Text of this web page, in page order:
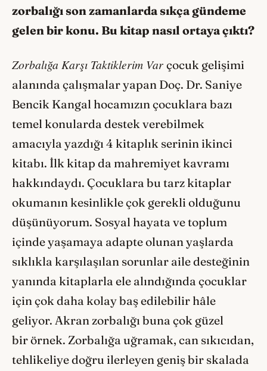
zorbalığı son zamanlarda sıkça gündeme
gelen bir konu. Bu kitap nasıl ortaya çıktı?
Zorbalığa Karşı Taktiklerim Var çocuk gelişimi
alanında çalışmalar yapan Doç. Dr. Saniye
Bencik Kangal hocamızın çocuklara bazı
temel konularda destek verebilmek
amacıyla yazdığı 4 kitaplık serinin ikinci
kitabı. İlk kitap da mahremiyet kavramı
hakkındaydı. Çocuklara bu tarz kitaplar
okumanın kesinlikle çok gerekli olduğunu
düşünüyorum. Sosyal hayata ve toplum
içinde yaşamaya adapte olunan yaşlarda
sıklıkla karşılaşılan sorunlar aile desteğinin
yanında kitaplarla ele alındığında çocuklar
için çok daha kolay baş edilebilir hâle
geliyor. Akran zorbalığı buna çok güzel
bir örnek. Zorbalığa uğramak, can sıkıcıdan,
tehlikeliye doğru ilerleyen geniş bir skalada